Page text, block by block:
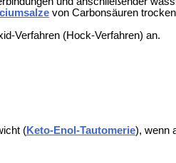
von Carbonsäuren
Verfahren (Hock-Verfahren) an.
(Keto-Enol-Tautomerie), wenn